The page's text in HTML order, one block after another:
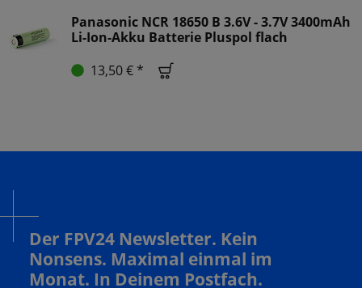
Panasonic NCR 18650 B 3.6V - 3.7V 3400mAh
Li-Ion-Akku Batterie Pluspol flach
13,50 € *
Der FPV24 Newsletter. Kein
Nonsens. Maximal einmal im
Monat. In Deinem Postfach.